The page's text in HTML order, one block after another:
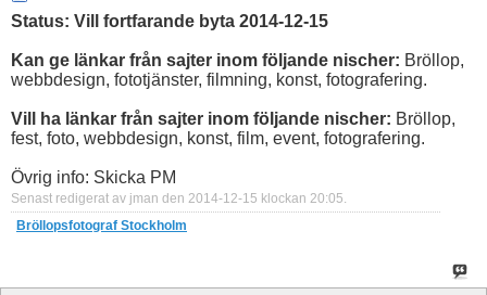
Status: Vill fortfarande byta 2014-12-15
Kan ge länkar från sajter inom följande nischer: Bröllop,
webbdesign, fototjänster, filmning, konst, fotografering.
Vill ha länkar från sajter inom följande nischer: Bröllop,
fest, foto, webbdesign, konst, film, event, fotografering.
Övrig info: Skicka PM
Senast redigerat av jman den 2014-12-15 klockan 20:05
Bröllopsfotograf Stockholm